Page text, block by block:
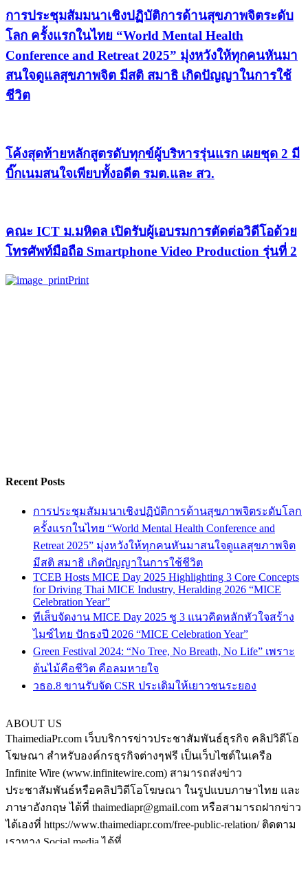
การประชุมสัมมนาเชิงปฏิบัติการด้านสุขภาพจิตระดับ
โลก ครั้งแรกในไทย “World Mental Health
Conference and Retreat 2025” มุ่งหวังให้ทุกคนหันมา
สนใจดูแลสุขภาพจิต มีสติ สมาธิ เกิดปัญญาในการใช้
ชีวิต
โค้งสุดท้ายหลักสูตรดับทุกข์ผู้บริหารรุ่นแรก เผยชุด 2 มี
บิ๊กเนมสนใจเพียบทั้งอดีต รมต.และ สว.
คณะ ICT ม.มหิดล เปิดรับผู้เอบรมการตัดต่อวิดีโอด้วย
โทรศัพท์มือถือ Smartphone Video Production รุ่นที่ 2
Print
Recent Posts
การประชุมสัมมนาเชิงปฏิบัติการด้านสุขภาพจิตระดับโลก
ครั้งแรกในไทย “World Mental Health Conference and
Retreat 2025” มุ่งหวังให้ทุกคนหันมาสนใจดูแลสุขภาพจิต
มีสติ สมาธิ เกิดปัญญาในการใช้ชีวิต
TCEB Hosts MICE Day 2025 Highlighting 3 Core Concepts
for Driving Thai MICE Industry, Heralding 2026 “MICE
Celebration Year”
ทีเส็บจัดงาน MICE Day 2025 ชู 3 แนวคิดหลักหัวใจสร้าง
ไมซ์ไทย ปักธงปี 2026 “MICE Celebration Year”
Green Festival 2024: “No Tree, No Breath, No Life” เพราะ
ต้นไม้คือชีวิต คือลมหายใจ
วธอ.8 ขานรับจัด CSR ประเดิมให้เยาวชนระยอง
ABOUT US
ThaimediaPr.com เว็บบริการข่าวประชาสัมพันธ์ธุรกิจ คลิปวิดีโอ
โฆษณา สำหรับองค์กรธุรกิจต่างๆฟรี เป็นเว็บไซต์ในเครือ
Infinite Wire (www.infinitewire.com) สามารถส่งข่าว
ประชาสัมพันธ์หรือคลิปวิดีโอโฆษณา ในรูปแบบภาษาไทย และ
ภาษาอังกฤษ ได้ที่ thaimediapr@gmail.com หรือสามารถฝากข่าว
ได้เองที่ https://www.thaimediapr.com/free-public-relation/ ติดตาม
เราทาง Social media ได้ที่